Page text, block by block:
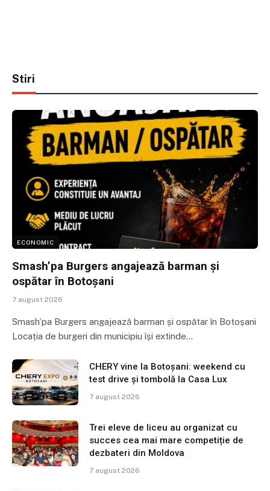
Stiri
ECONOMIC
Smash’pa Burgers angajează barman și
ospătar în Botoșani
7 august 2026
Smash’pa Burgers angajează barman și ospătar în Botoșani
Locația de burgeri din municipiu își extinde…
CHERY vine la Botoșani: weekend cu
test drive și tombolă la Casa Lux
7 august 2026
Trei eleve de liceu au organizat cu
succes cea mai mare competiție de
dezbateri din Moldova
7 august 2026